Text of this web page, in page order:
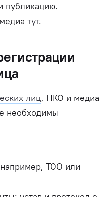
публикацию.
тут.
лиц, НКО и медиа
необходимы
ТОО или